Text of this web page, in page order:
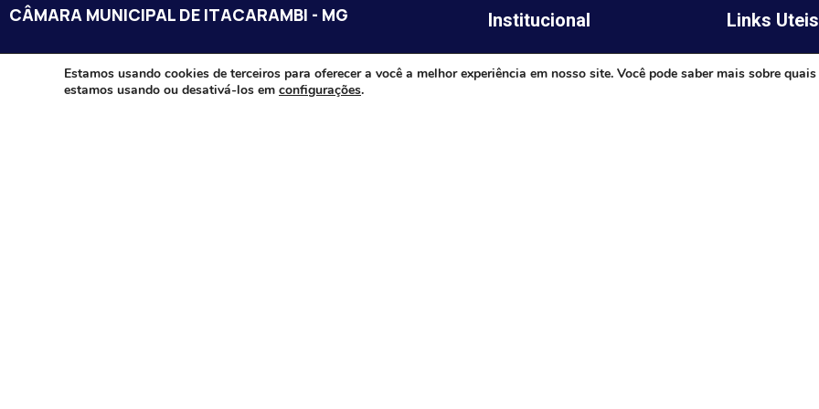
CÂMARA MUNICIPAL DE ITACARAMBI - MG
Endereço: Av. Juca Nascimento, n.º 240, Nossa Senhora de Fátima,
Itacarambi/MG – CEP: 39470-000
Institucional
Legislativo
Links Uteis
Prefeitura de
Estamos usando cookies de terceiros para oferecer a você a melhor experiência em nosso site. Você pode saber mais sobre
estamos usando ou desativá-los em configurações.